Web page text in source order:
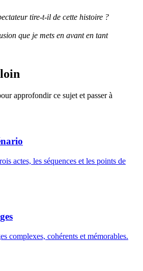
tire-t-il de cette histoire ?
que je mets en avant en tant
approfondir ce sujet et passer à
actes, les séquences et les points de
complexes, cohérents et mémorables.